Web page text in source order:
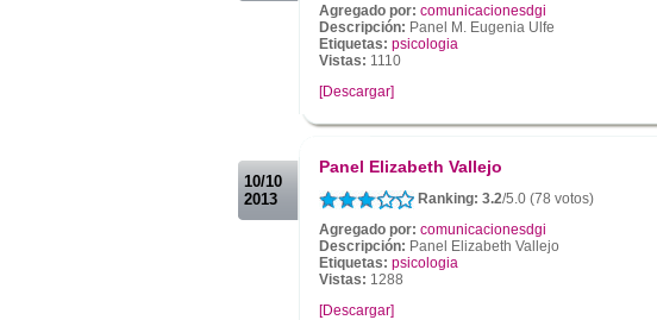
Agregado por: comunicacionesdgi
Descripción: Panel M. Eugenia Ulfe
Etiquetas: psicologia
Vistas: 1110
[Descargar]
10/10
2013
Panel Elizabeth Vallejo
Ranking: 3.2/5.0 (78 votos)
Agregado por: comunicacionesdgi
Descripción: Panel Elizabeth Vallejo
Etiquetas: psicologia
Vistas: 1288
[Descargar]